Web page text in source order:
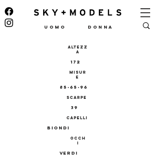
UOMO DONNA
ALTEZZ
A
172
MISUR
E
85-65-96
SCARPE
39
CAPELLI
BIONDI
OCCH
I
VERDI